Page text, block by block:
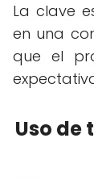
La clave
en una
que el
Uso de